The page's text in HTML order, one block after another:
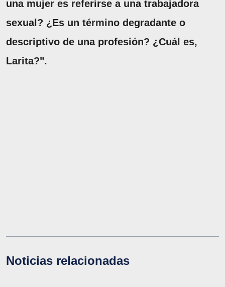
una mujer es referirse a una trabajadora
sexual? ¿Es un término degradante o
descriptivo de una profesión? ¿Cuál es,
Larita?".
Noticias relacionadas